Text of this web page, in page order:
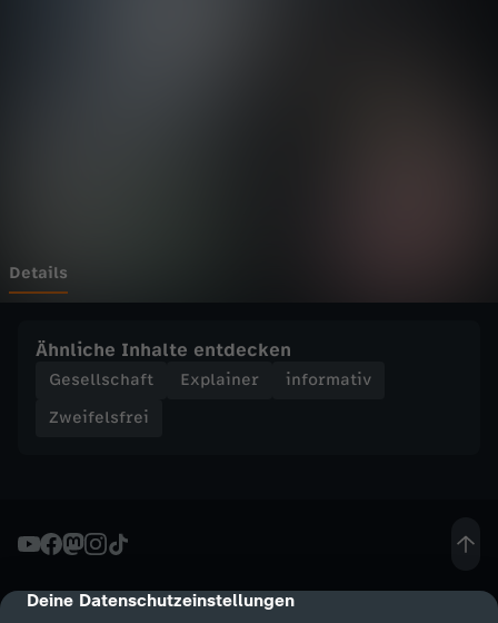
cmp-dialog-description
Deine Datenschutzeinstellungen
-
A
r
t
i
Details
Ähnliche Inhalte entdecken
Gesellschaft Explainer
informativ
Zweifelsfrei